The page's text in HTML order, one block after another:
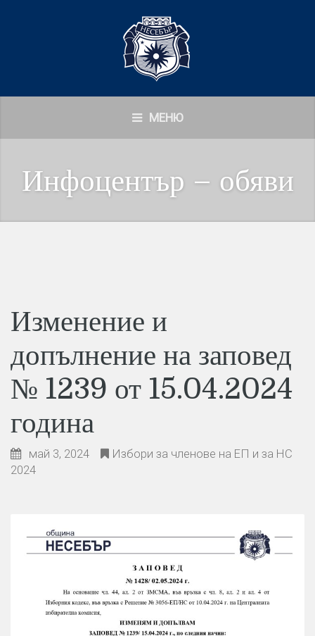
МЕНЮ
Инфоцентър – обяви
Изменение и
допълнение на заповед
№ 1239 от 15.04.2024
година
май 3, 2024
Избори за членове на ЕП и за НС
2024